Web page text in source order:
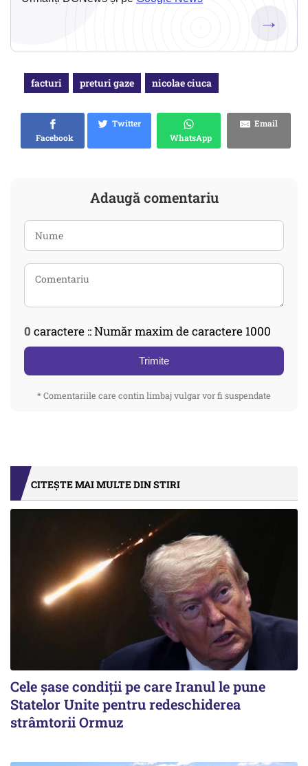
→
facturi preturi gaze nicolae ciuca
Facebook
Twitter
WhatsApp
Email
Adaugă comentariu
0 caractere :: Număr maxim de caractere 1000
Trimite
* Comentariile care contin limbaj vulgar vor fi suspendate
CITEȘTE MAI MULTE DIN STIRI
Cele șase condiții pe care Iranul le pune
Statelor Unite pentru redeschiderea
strâmtorii Ormuz